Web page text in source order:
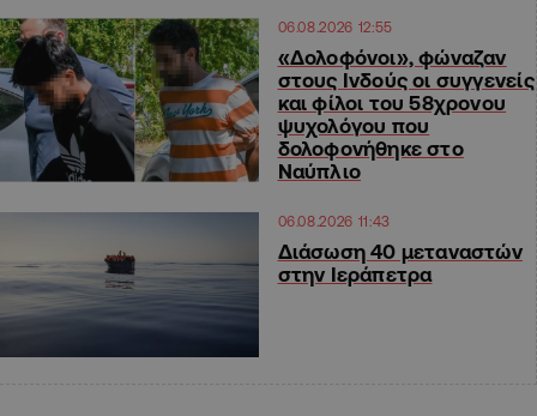
06.08.2026 12:55
«Δολοφόνοι», φώναζαν
στους Ινδούς οι συγγενείς
και φίλοι του 58χρονου
ψυχολόγου που
δολοφονήθηκε στο
Ναύπλιο
06.08.2026 11:43
Διάσωση 40 μεταναστών
στην Ιεράπετρα